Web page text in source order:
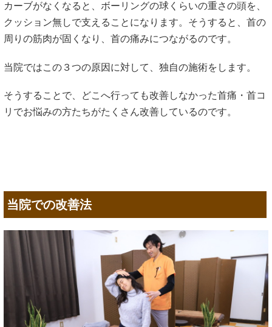
カーブがなくなると、ボーリングの球くらいの重さの頭を、
クッション無しで支えることになります。そうすると、首の
周りの筋肉が固くなり、首の痛みにつながるのです。
当院ではこの３つの原因に対して、独自の施術をします。
そうすることで、どこへ行っても改善しなかった首痛・首コ
リでお悩みの方たちがたくさん改善しているのです。
当院での改善法